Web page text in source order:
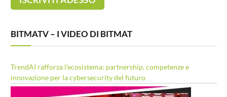
BITMATV – I VIDEO DI BITMAT
TrendAI rafforza l’ecosistema: partnership, competenze e
innovazione per la cybersecurity del futuro